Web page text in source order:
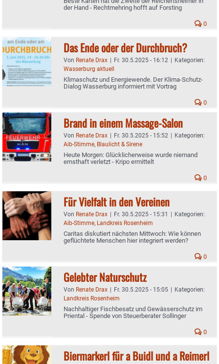
der Hand - Rechtmehring hofft auf Forsting
0
Das Ende oder der Durchbruch?
Von Renate Drax | Fr. 30.5.2025 - 16:12 | Kategorien:
Wasserburg aktuell
Klimaschutz und Energiewende. Der Klima-Schutz-
Dialog Wasserburg informiert mit Vortrag
0
Brand in einem Massage-Salon
Von Renate Drax | Fr. 30.5.2025 - 15:52 | Kategorien:
Aib-Stimme, Blaulicht & Sirene
Heute Morgen: Glücklicherweise wurde niemand
ernsthaft verletzt - Kripo ermittelt
0
Für Vielfalt in den Vereinen
Von Renate Drax | Fr. 30.5.2025 - 15:31 | Kategorien:
Aib-Stimme, Landkreis Rosenheim
Caritas diskutiert nächsten Mittwoch: Wie können
geflüchtete Menschen hier integriert werden?
0
Gelebter Naturschutz
Von Renate Drax | Fr. 30.5.2025 - 15:05 | Kategorien:
Landkreis Rosenheim
Nachhaltiger Fischbesatz und Gewässerschutz im
Priental - Spende von Steuerberater Sollinger
0
Biermarkerl für a Buidl und a Reimerl